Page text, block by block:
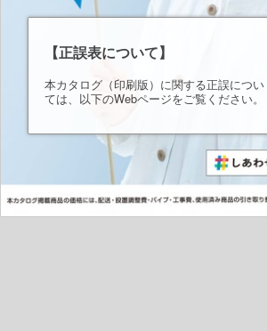
【正誤表について】
本カタログ（印刷版）に関する正誤につい
ては、以下のWebページをご覧ください。
「2024年度三菱換気送風機総合カタログ」